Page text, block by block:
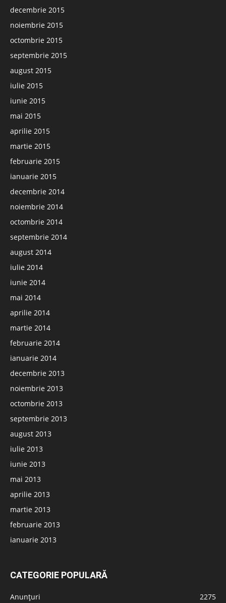
decembrie 2015
noiembrie 2015
octombrie 2015
septembrie 2015
august 2015
iulie 2015
iunie 2015
mai 2015
aprilie 2015
martie 2015
februarie 2015
ianuarie 2015
decembrie 2014
noiembrie 2014
octombrie 2014
septembrie 2014
august 2014
iulie 2014
iunie 2014
mai 2014
aprilie 2014
martie 2014
februarie 2014
ianuarie 2014
decembrie 2013
noiembrie 2013
octombrie 2013
septembrie 2013
august 2013
iulie 2013
iunie 2013
mai 2013
aprilie 2013
martie 2013
februarie 2013
ianuarie 2013
CATEGORIE POPULARĂ
Anunțuri
2275